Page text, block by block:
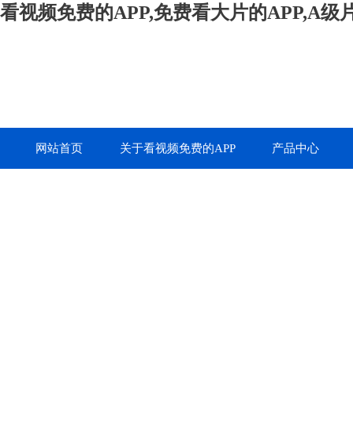
看视频免费的APP,免费看大片的APP,A级
网站首页 关于看视频免费的APP 产品中心